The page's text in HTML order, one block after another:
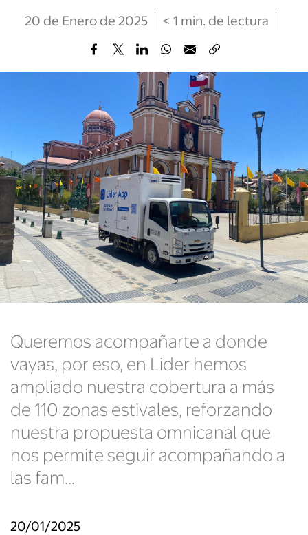
20 de Enero de 2025 < 1 min. de lectura
Queremos acompañarte a donde
vayas, por eso, en Lider hemos
ampliado nuestra cobertura a más
de 110 zonas estivales, reforzando
nuestra propuesta omnicanal que
nos permite seguir acompañando a
las fam...
20/01/2025